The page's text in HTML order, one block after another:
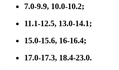
7.0-9.9, 10.0-10.2;
11.1-12.5, 13.0-14.1;
15.0-15.6, 16-16.4;
17.0-17.3, 18.4-23.0.